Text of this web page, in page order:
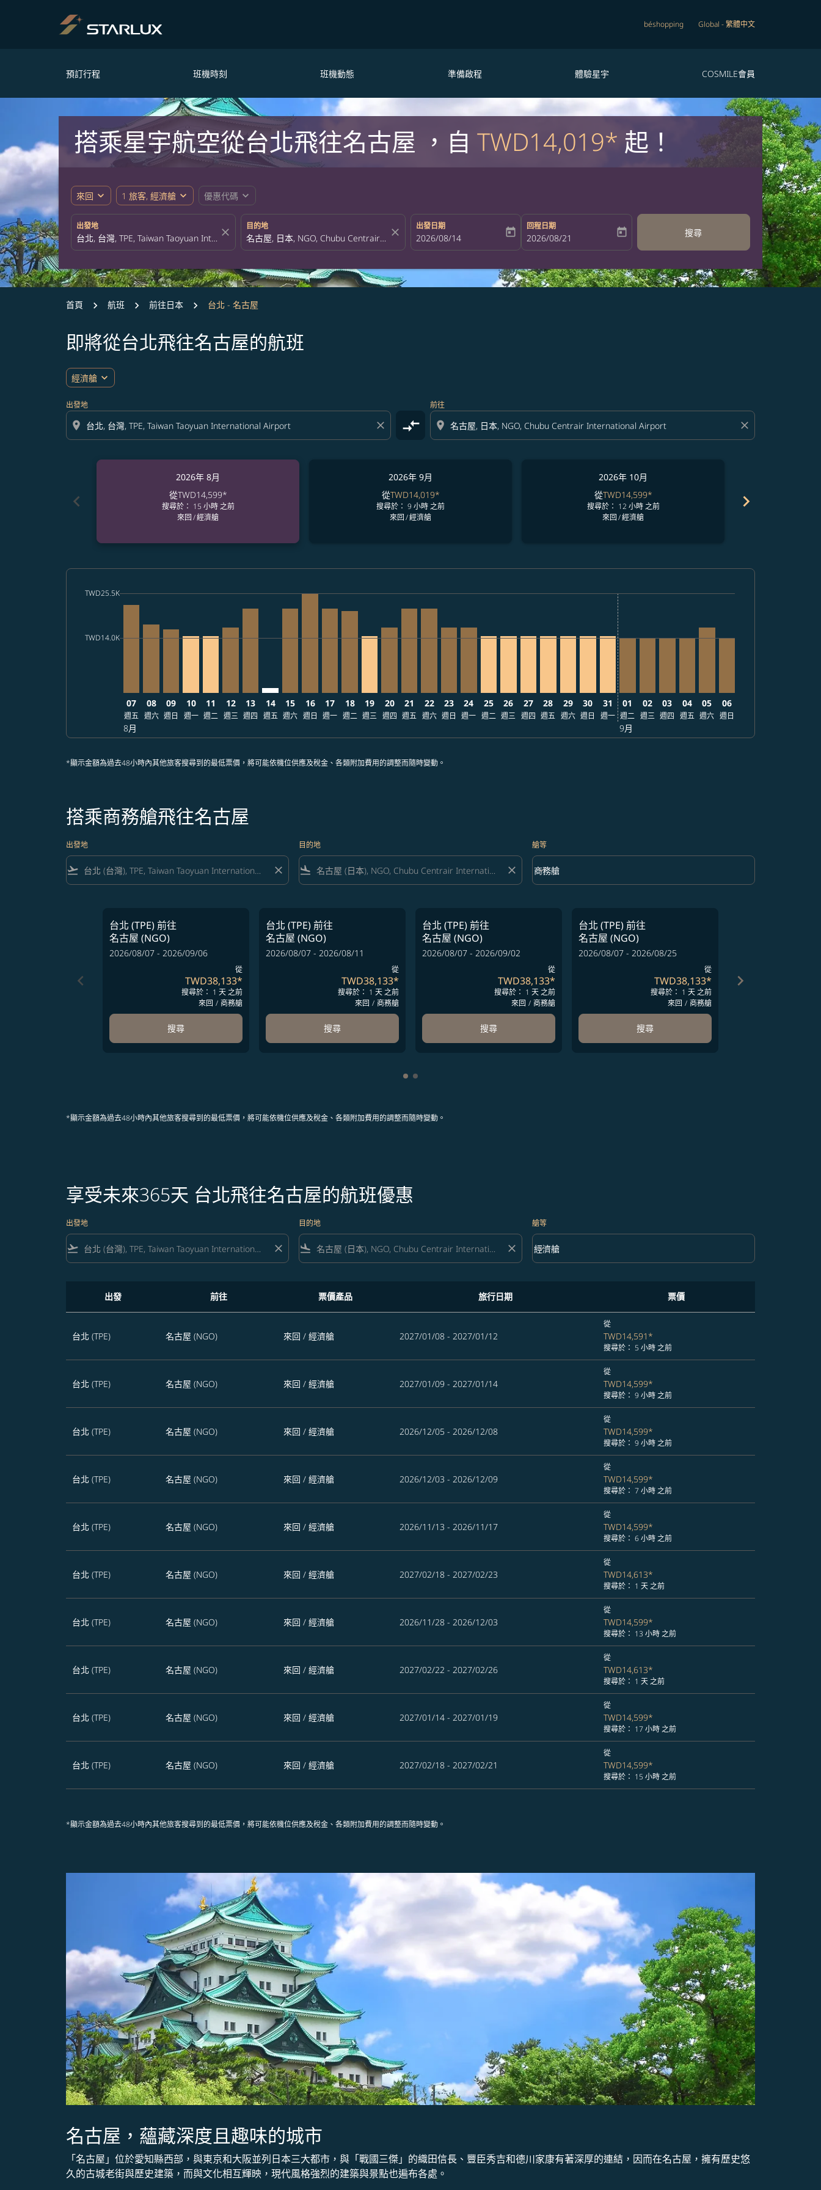
béshopping Global -繁體中文
預訂行程 班機時刻 班機動態 準備啟程 體驗星宇 COSMILE會員
搭乘星宇航空從台北飛往名古屋 ，自 TWD14,019* 起！
來回 expand_more 1 旅客, 經濟艙 expand_more 優惠代碼 expand_more
出發地
close
目的地
close
出發日期
fc-booking-departure-date-aria-label
2026/08/14 today
回程日期
fc-booking-return-date-aria-label
2026/08/21 today 搜尋
首頁 航班 前往日本 台北 - 名古屋
即將從台北飛往名古屋的航班
經濟艙 expand_more
出發地
location_on close compare_arrows
前往
location_on close
chevron_left
2026年 8月
從TWD14,599*
搜尋於： 15 小時 之前
來回/經濟艙
2026年 9月
從TWD14,019*
搜尋於： 9 小時 之前
來回/經濟艙
2026年 10月
從TWD14,599*
搜尋於： 12 小時 之前
來回/經濟艙
chevron_right
TWD14.0Kcmp-daily-histogram-bars-legend-min-price-aria-label TWD14.0K
TWD25.5Kcmp-daily-histogram-bars-legend-max-price-aria-label TWD25.5K
Displaying fares for 八月-2026
07
週五
8月
08
週六
09
週日
10
週一
11
週二
12
週三
13
週四
14
週五
15
週六
16
週日
17
週一
18
週二
19
週三
20
週四
TPE–NGO, 2026/08/21 – 2026/09/09: 從 TWD21,655
21
週五
TPE–NGO, 2026/08/22 – 2026/09/21: 從 TWD21,655
22
週六
TPE–NGO, 2026/08/23 – 2026/09/09: 從 TWD16,663
23
週日
TPE–NGO, 2026/08/24 – 2026/09/02: 從 TWD16,663
24
週一
TPE–NGO, 2026/08/25 – 2026/09/09: 從 TWD14,599
25
週二
TPE–NGO, 2026/08/26 – 2026/09/09: 從 TWD14,599
26
週三
TPE–NGO, 2026/08/27 – 2026/09/02: 從 TWD14,599
27
週四
TPE–NGO, 2026/08/28 – 2026/09/09: 從 TWD14,599
28
週五
TPE–NGO, 2026/08/29 – 2026/09/21: 從 TWD14,599
29
週六
TPE–NGO, 2026/08/30 – 2026/09/09: 從 TWD14,599
30
週日
TPE–NGO, 2026/08/31 – 2026/09/21: 從
31
週一
01
週二
9月
02
週三
03
週四
04
週五
05
週六
06
週日
*顯示金額為過去48小時內其他旅客搜尋到的最低票價，將可能依機位供應及稅金、各類附加費用的調整而隨時變動。
搭乘商務艙飛往名古屋
出發地
flight_takeoff close
目的地
flight_land close
艙等
艙等 option 商務艙 Selected
商務艙
keyboard_arrow_down
keyboard_arrow_left
台北 (TPE)前往
名古屋 (NGO)
2026/08/07 - 2026/09/06
從
TWD38,133*
搜尋於： 1 天 之前
來回 / 商務艙
搜尋
台北 (TPE)前往
名古屋 (NGO)
2026/08/07 - 2026/08/11
從
TWD38,133*
搜尋於： 1 天 之前
來回 / 商務艙
搜尋
台北 (TPE)前往
名古屋 (NGO)
2026/08/07 - 2026/09/02
從
TWD38,133*
搜尋於： 1 天 之前
來回 / 商務艙
搜尋
台北 (TPE)前往
名古屋 (NGO)
2026/08/07 - 2026/08/25
從
TWD38,133*
搜尋於： 1 天 之前
來回 / 商務艙
搜尋
keyboard_arrow_right
顯示 cmp-pagination-showing-cards 1 to 4
顯示 cmp-pagination-showing-cards 5 to 6
*顯示金額為過去48小時內其他旅客搜尋到的最低票價，將可能依機位供應及稅金、各類附加費用的調整而隨時變動。
享受未來365天 台北飛往名古屋的航班優惠
出發地
flight_takeoff close
目的地
flight_land close
艙等
艙等 option 經濟艙 Selected
經濟艙
keyboard_arrow_down
出發 前往 票價產品 旅行日期 票價
台北 (TPE) 名古屋 (NGO) 來回 / 經濟艙 2027/01/08 - 2027/01/12
從
TWD14,591*
搜尋於： 5 小時 之前
台北 (TPE) 名古屋 (NGO) 來回 / 經濟艙 2027/01/09 - 2027/01/14
從
TWD14,599*
搜尋於： 9 小時 之前
台北 (TPE) 名古屋 (NGO) 來回 / 經濟艙 2026/12/05 - 2026/12/08
從
TWD14,599*
搜尋於： 9 小時 之前
台北 (TPE) 名古屋 (NGO) 來回 / 經濟艙 2026/12/03 - 2026/12/09
從
TWD14,599*
搜尋於： 7 小時 之前
台北 (TPE) 名古屋 (NGO) 來回 / 經濟艙 2026/11/13 - 2026/11/17
從
TWD14,599*
搜尋於： 6 小時 之前
台北 (TPE) 名古屋 (NGO) 來回 / 經濟艙 2027/02/18 - 2027/02/23
從
TWD14,613*
搜尋於： 1 天 之前
台北 (TPE) 名古屋 (NGO) 來回 / 經濟艙 2026/11/28 - 2026/12/03
從
TWD14,599*
搜尋於： 13 小時 之前
台北 (TPE) 名古屋 (NGO) 來回 / 經濟艙 2027/02/22 - 2027/02/26
從
TWD14,613*
搜尋於： 1 天 之前
台北 (TPE) 名古屋 (NGO) 來回 / 經濟艙 2027/01/14 - 2027/01/19
從
TWD14,599*
搜尋於： 17 小時 之前
台北 (TPE) 名古屋 (NGO) 來回 / 經濟艙 2027/02/18 - 2027/02/21
從
TWD14,599*
搜尋於： 15 小時 之前
*顯示金額為過去48小時內其他旅客搜尋到的最低票價，將可能依機位供應及稅金、各類附加費用的調整而隨時變動。
名古屋，蘊藏深度且趣味的城市
「名古屋」位於愛知縣西部，與東京和大阪並列日本三大都市，與「戰國三傑」的織田信長、豐臣秀吉和德川家康有著深厚的連結，因而在名古屋，擁有歷史悠
久的古城老街與歷史建築，而與文化相互輝映，現代風格強烈的建築與景點也遍布各處。